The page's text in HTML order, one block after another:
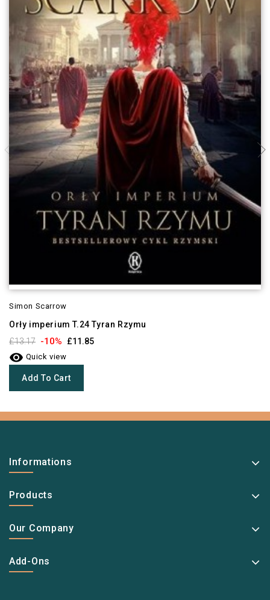
Simon Scarrow
Orły imperium T.24 Tyran Rzymu
£13.17 -10% £11.85
 Quick view
Add To Cart
Informations
Products
Our Company
Add-Ons